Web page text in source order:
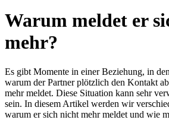
Warum meldet er
mehr?
Es gibt Momente in einer Beziehung, in
warum der Partner plötzlich den Kontakt
mehr meldet. Diese Situation kann sehr
sein. In diesem Artikel werden wir
warum er sich nicht mehr meldet und wie